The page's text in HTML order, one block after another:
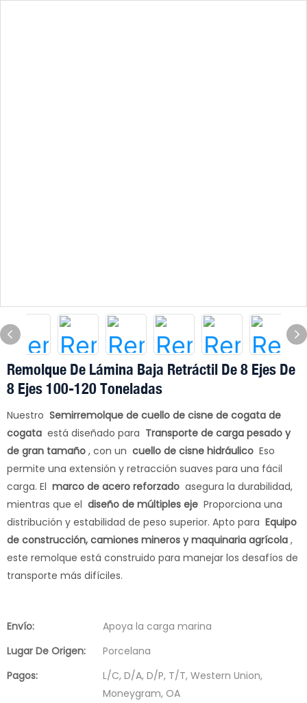
Remolque De Lámina Baja Retráctil De 8 Ejes De
8 Ejes 100-120 Toneladas
Nuestro Semirremolque de cuello de cisne de cogata de
cogata está diseñado para Transporte de carga pesado y
de gran tamaño , con un cuello de cisne hidráulico Eso
permite una extensión y retracción suaves para una fácil
carga. El marco de acero reforzado asegura la durabilidad,
mientras que el diseño de múltiples eje Proporciona una
distribución y estabilidad de peso superior. Apto para Equipo
de construcción, camiones mineros y maquinaria agrícola ,
este remolque está construido para manejar los desafíos de
transporte más difíciles.
Envío:
Apoya la carga marina
Lugar De Origen:
Porcelana
Pagos:
L/C, D/A, D/P, T/T, Western Union,
Moneygram, OA